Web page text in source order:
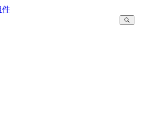
件